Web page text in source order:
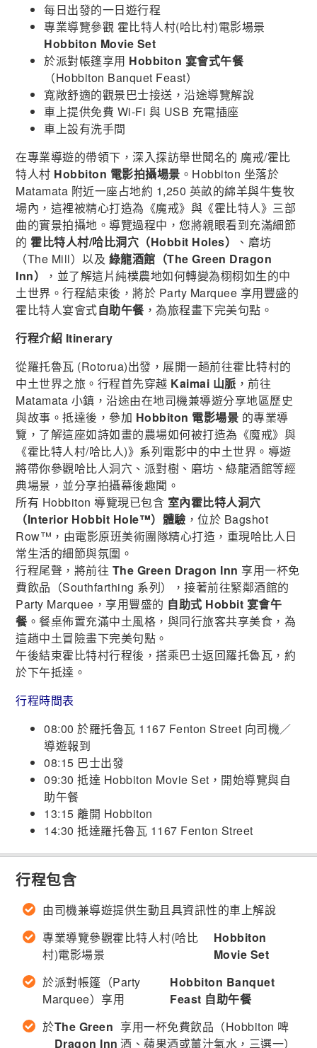
每日出發的一日遊行程
專業導覽參觀 霍比特人村(哈比村)電影場景
Hobbiton Movie Set
於派對帳篷享用 Hobbiton 宴會式午餐
（Hobbiton Banquet Feast）
寬敞舒適的觀景巴士接送，沿途導覽解說
車上提供免費 Wi-Fi 與 USB 充電插座
車上設有洗手間
在專業導遊的帶領下，深入探訪舉世聞名的 魔戒/霍比
特人村 Hobbiton 電影拍攝場景 。Hobbiton 坐落於
Matamata 附近一座占地約 1,250 英畝的綿羊與牛隻牧
場內，這裡被精心打造為《魔戒》與《霍比特人》三部
曲的實景拍攝地。導覽過程中，您將親眼看到充滿細節
的霍比特人村/哈比洞穴（Hobbit Holes）
、磨坊
（The Mill）以及 綠龍酒館（The Green Dragon
Inn）
，並了解這片純樸農地如何轉變為栩栩如生的中
土世界。行程結束後，將於 Party Marquee 享用豐盛的
霍比特人宴會式自助午餐，為旅程畫下完美句點。
行程介紹 Itinerary
從羅托魯瓦 (Rotorua)出發，展開一趟前往霍比特村的
中土世界之旅。行程首先穿越 Kaimai 山脈 ，前往
Matamata 小鎮，沿途由在地司機兼導遊分享地區歷史
與故事。抵達後，參加 Hobbiton 電影場景 的專業導
覽，了解這座如詩如畫的農場如何被打造為《魔戒》與
《霍比特人村/哈比人)》系列電影中的中土世界。導遊
將帶你參觀哈比人洞穴、派對樹、磨坊、綠龍酒館等經
典場景，並分享拍攝幕後趣聞。
所有 Hobbiton 導覽現已包含 室內霍比特人洞穴
（Interior Hobbit Hole™）體驗 ，位於 Bagshot
Row™，由電影原班美術團隊精心打造，重現哈比人日
常生活的細節與氛圍。
行程尾聲，將前往 The Green Dragon Inn 享用一杯免
費飲品（Southfarthing 系列），接著前往緊鄰酒館的
Party Marquee，享用豐盛的 自助式 Hobbit 宴會午
餐。餐桌佈置充滿中土風格，與同行旅客共享美食，為
這趟中土冒險畫下完美句點。
午後結束霍比特村行程後，搭乘巴士返回羅托魯瓦，約
於下午抵達。
行程時間表
08:00 於羅托魯瓦 1167 Fenton Street 向司機／
導遊報到
08:15 巴士出發
09:30 抵達 Hobbiton Movie Set，開始導覽與自
助午餐
13:15 離開 Hobbiton
14:30 抵達羅托魯瓦 1167 Fenton Street
行程包含
由司機兼導遊提供生動且具資訊性的車上解說
專業導覽參觀霍比特人村(哈比
村)電影場景
Hobbiton
Movie Set
於派對帳篷（Party
Marquee）享用
Hobbiton Banquet
Feast 自助午餐
於The Green
Dragon Inn
享用一杯免費飲品（Hobbiton 啤
酒、蘋果酒或薑汁氣水，三選一）